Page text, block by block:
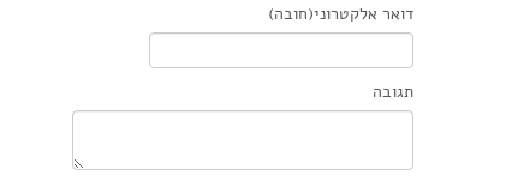
דואר אלקטרוני(חובה)
תגובה